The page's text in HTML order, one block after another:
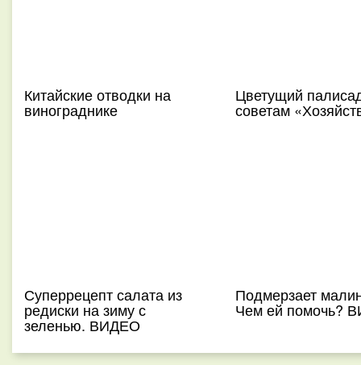
Китайские отводки на
винограднике
Цветущий
советам
Суперрецепт салата из
редиски на зиму с
зеленью. ВИДЕО
Подмерзает
Чем ей помочь?